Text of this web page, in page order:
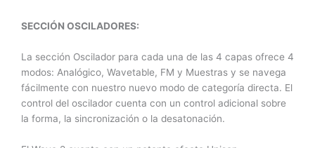
SECCIÓN OSCILADORES:
La sección Oscilador para cada una de las 4 capas ofrece 4
modos: Analógico, Wavetable, FM y Muestras y se navega
fácilmente con nuestro nuevo modo de categoría directa. El
control del oscilador cuenta con un control adicional sobre
la forma, la sincronización o la desatonación.